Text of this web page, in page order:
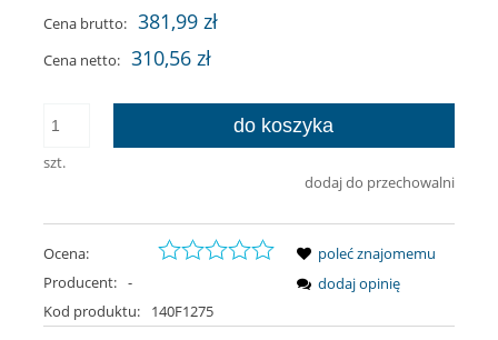
Cena brutto: 381,99 zł
Cena netto: 310,56 zł
szt.
do koszyka
dodaj do przechowalni
Ocena:
Producent: -
Kod produktu:
140F1275
poleć znajomemu
dodaj opinię